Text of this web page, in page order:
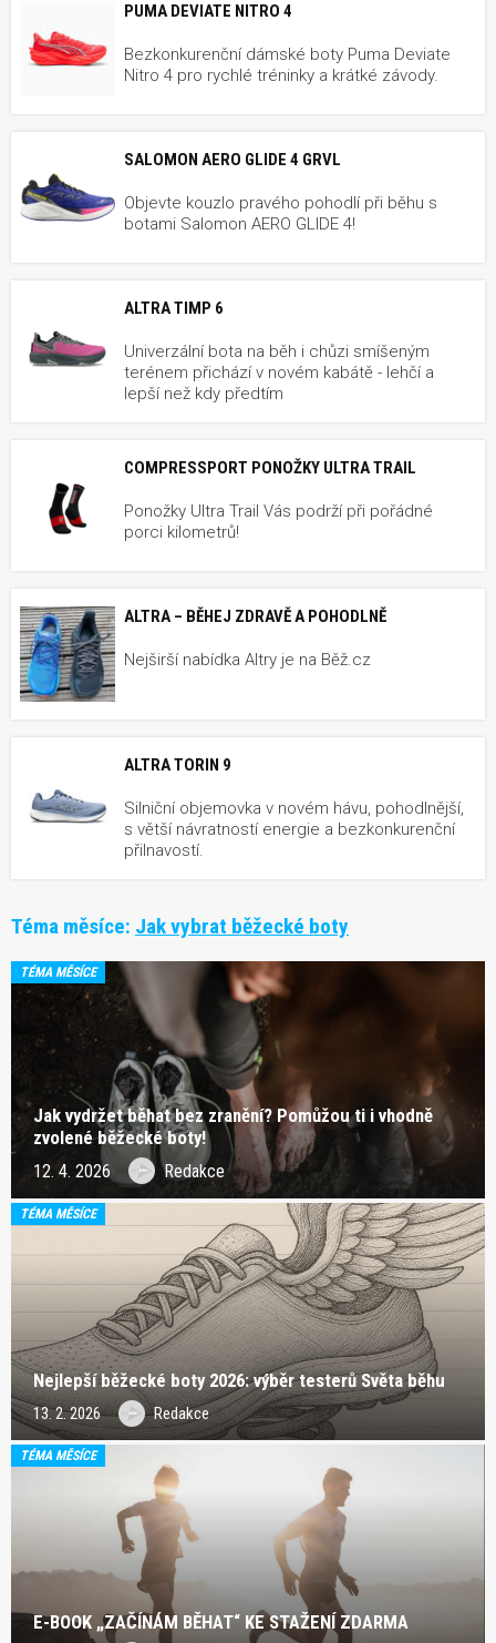
PUMA DEVIATE NITRO 4
Bezkonkurenční dámské boty Puma Deviate
Nitro 4 pro rychlé tréninky a krátké závody.
SALOMON AERO GLIDE 4 GRVL
Objevte kouzlo pravého pohodlí při běhu s
botami Salomon AERO GLIDE 4!
ALTRA TIMP 6
Univerzální bota na běh i chůzi smíšeným
terénem přichází v novém kabátě - lehčí a
lepší než kdy předtím
COMPRESSPORT PONOŽKY ULTRA TRAIL
Ponožky Ultra Trail Vás podrží při pořádné
porci kilometrů!
ALTRA – BĚHEJ ZDRAVĚ A POHODLNĚ
Nejširší nabídka Altry je na Běž.cz
ALTRA TORIN 9
Silniční objemovka v novém hávu, pohodlnější,
s větší návratností energie a bezkonkurenční
přilnavostí.
Téma měsíce: Jak vybrat běžecké boty
TÉMA MĚSÍCE
Jak vydržet běhat bez zranění? Pomůžou ti i vhodně
zvolené běžecké boty!
12. 4. 2026 Redakce
TÉMA MĚSÍCE
Nejlepší běžecké boty 2026: výběr testerů Světa běhu
13. 2. 2026 Redakce
TÉMA MĚSÍCE
E-BOOK „ZAČÍNÁM BĚHAT“ KE STAŽENÍ ZDARMA